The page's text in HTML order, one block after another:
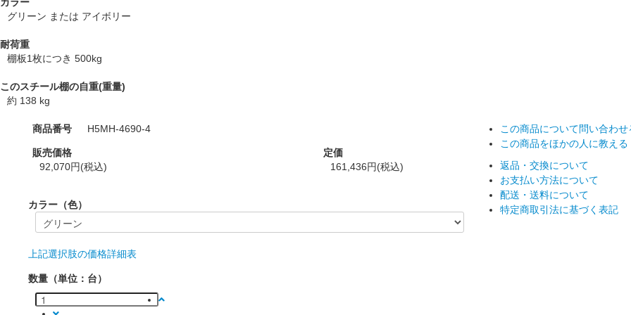
グリーン または アイボリー
耐荷重
棚板1枚につき 500kg
このスチール棚の自重(重量)
約 138 kg
商品番号 H5MH-4690-4
販売価格
92,070円(税込)
定価
161,436円(税込)
カラー（色）
上記選択肢の価格詳細表
数量（単位：台）
この商品について問い合わせ
この商品をほかの人に教える
返品・交換について
お支払い方法について
配送・送料について
特定商取引法に基づく表記